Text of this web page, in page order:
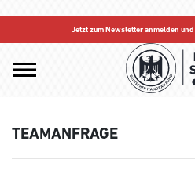
Jetzt zum Newsletter anmelden
TEAMANFRAGE